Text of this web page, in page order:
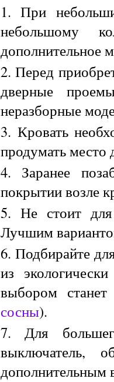
При
небольшому
дополнительное
Перед
дверные
неразборные
Кровать
продумать место
Заранее
покрытии возле
Не стоит
Лучшим
Подбирайте
из
выбором станет
сосны).
Для
выключатель,
дополнительным